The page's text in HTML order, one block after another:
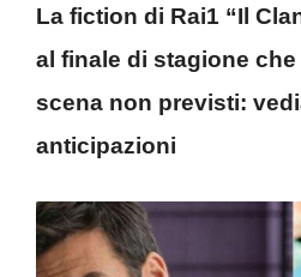
La fiction di Rai1 “Il
al finale di stagione
scena non previsti:
anticipazioni